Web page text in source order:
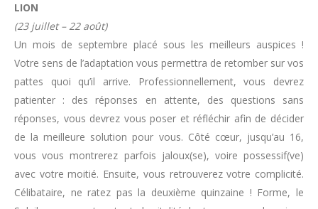
LION
(23 juillet – 22 août)
Un mois de septembre placé sous les meilleurs auspices !
Votre sens de l’adaptation vous permettra de retomber sur vos
pattes quoi qu’il arrive. Professionnellement, vous devrez
patienter : des réponses en attente, des questions sans
réponses, vous devrez vous poser et réfléchir afin de décider
de la meilleure solution pour vous. Côté cœur, jusqu’au 16,
vous vous montrerez parfois jaloux(se), voire possessif(ve)
avec votre moitié. Ensuite, vous retrouverez votre complicité.
Célibataire, ne ratez pas la deuxième quinzaine ! Forme, le